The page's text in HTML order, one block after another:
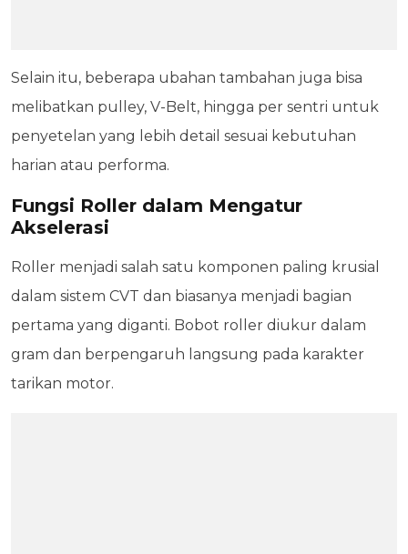
Selain itu, beberapa ubahan tambahan juga bisa
melibatkan pulley, V-Belt, hingga per sentri untuk
penyetelan yang lebih detail sesuai kebutuhan
harian atau performa.
Fungsi Roller dalam Mengatur
Akselerasi
Roller menjadi salah satu komponen paling krusial
dalam sistem CVT dan biasanya menjadi bagian
pertama yang diganti. Bobot roller diukur dalam
gram dan berpengaruh langsung pada karakter
tarikan motor.